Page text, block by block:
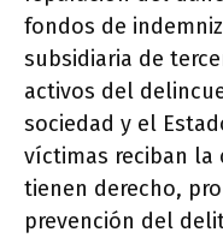
fondos de
subsidiaria de
activos del
sociedad y el
víctimas reciban la
tienen derecho,
prevención del